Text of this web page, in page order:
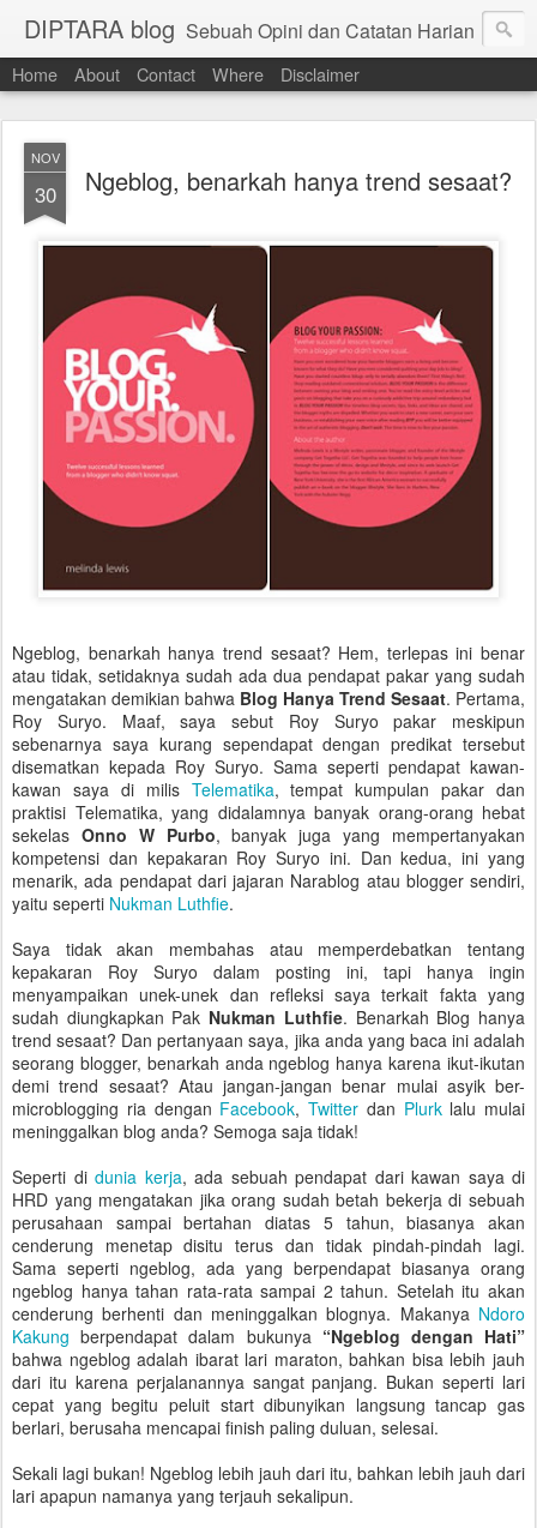
DIPTARA blog Sebuah Opini dan Catatan Harian
Home About Contact Where Disclaimer
NOV
30 Ngeblog, benarkah hanya trend sesaat?
Ngeblog, benarkah hanya trend sesaat? Hem, terlepas ini benar
atau tidak, setidaknya sudah ada dua pendapat pakar yang sudah
mengatakan demikian bahwa Blog Hanya Trend Sesaat. Pertama,
Roy Suryo. Maaf, saya sebut Roy Suryo pakar meskipun
sebenarnya saya kurang sependapat dengan predikat tersebut
disematkan kepada Roy Suryo. Sama seperti pendapat kawan-
kawan saya di milis Telematika, tempat kumpulan pakar dan
praktisi Telematika, yang didalamnya banyak orang-orang hebat
sekelas Onno W Purbo, banyak juga yang mempertanyakan
kompetensi dan kepakaran Roy Suryo ini. Dan kedua, ini yang
menarik, ada pendapat dari jajaran Narablog atau blogger sendiri,
yaitu seperti Nukman Luthfie.
Saya tidak akan membahas atau memperdebatkan tentang
kepakaran Roy Suryo dalam posting ini, tapi hanya ingin
menyampaikan unek-unek dan refleksi saya terkait fakta yang
sudah diungkapkan Pak Nukman Luthfie. Benarkah Blog hanya
trend sesaat? Dan pertanyaan saya, jika anda yang baca ini adalah
seorang blogger, benarkah anda ngeblog hanya karena ikut-ikutan
demi trend sesaat? Atau jangan-jangan benar mulai asyik ber-
microblogging ria dengan Facebook, Twitter dan Plurklalu mulai
meninggalkan blog anda? Semoga saja tidak!
Seperti di dunia kerja, ada sebuah pendapat dari kawan saya di
HRD yang mengatakan jika orang sudah betah bekerja di sebuah
perusahaan sampai bertahan diatas 5 tahun, biasanya akan
cenderung menetap disitu terus dan tidak pindah-pindah lagi.
Sama seperti ngeblog, ada yang berpendapat biasanya orang
ngeblog hanya tahan rata-rata sampai 2 tahun. Setelah itu akan
cenderung berhenti dan meninggalkan blognya. Makanya Ndoro
Kakung berpendapat dalam bukunya “Ngeblog dengan Hati”
bahwa ngeblog adalah ibarat lari maraton, bahkan bisa lebih jauh
dari itu karena perjalanannya sangat panjang. Bukan seperti lari
cepat yang begitu peluit start dibunyikan langsung tancap gas
berlari, berusaha mencapai finish paling duluan, selesai.
Sekali lagi bukan! Ngeblog lebih jauh dari itu, bahkan lebih jauh dari
lari apapun namanya yang terjauh sekalipun.